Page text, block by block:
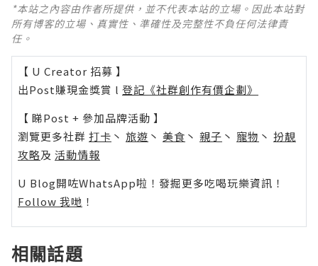
*本站之內容由作者所提供，並不代表本站的立場。因此本站對
所有博客的立場、真實性、準確性及完整性不負任何法律責
任。
【 U Creator 招募 】
出Post賺現金獎賞 l 登記《社群創作有價企劃》
【 睇Post + 參加品牌活動 】
瀏覽更多社群 打卡 丶 旅遊 丶 美食 丶 親子 丶 寵物 丶 扮靚
攻略及 活動情報
U Blog開咗WhatsApp啦！發掘更多吃喝玩樂資訊！
Follow 我哋 ！
相關話題